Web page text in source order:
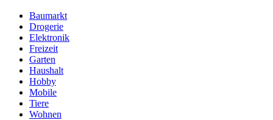
Baumarkt
Drogerie
Elektronik
Freizeit
Garten
Haushalt
Hobby
Mobile
Tiere
Wohnen